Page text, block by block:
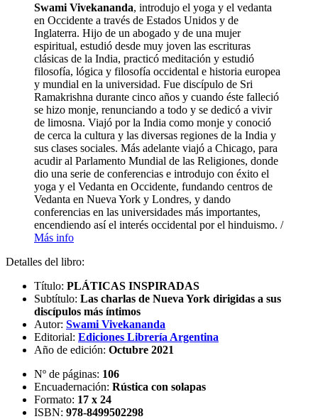
Swami Vivekananda, introdujo el yoga y el vedanta
en Occidente a través de Estados Unidos y de
Inglaterra. Hijo de un abogado y de una mujer
espiritual, estudió desde muy joven las escrituras
clásicas de la India, practicó meditación y estudió
filosofía, lógica y filosofía occidental e historia europea
y mundial en la universidad. Fue discípulo de Sri
Ramakrishna durante cinco años y cuando éste falleció
se hizo monje, renunciando a todo y se dedicó a vivir
de limosna. Viajó por la India como monje y conoció
de cerca la cultura y las diversas regiones de la India y
sus clases sociales. Más adelante viajó a Chicago, para
acudir al Parlamento Mundial de las Religiones, donde
dio una serie de conferencias e introdujo con éxito el
yoga y el Vedanta en Occidente, fundando centros de
Vedanta en Nueva York y Londres, y dando
conferencias en las universidades más importantes,
encendiendo así el interés occidental por el hinduismo. /
Más info
Detalles del libro:
Título: PLÁTICAS INSPIRADAS
Subtítulo: Las charlas de Nueva York dirigidas a sus
discípulos más íntimos
Autor: Swami Vivekananda
Editorial: Ediciones Librería Argentina
Año de edición: Octubre 2021
Nº de páginas: 106
Encuadernación: Rústica con solapas
Formato: 17 x 24
ISBN: 978-8499502298